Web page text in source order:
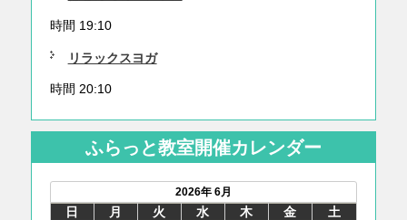
時間 19:10
リラックスヨガ
時間 20:10
ふらっと教室開催カレンダー
2026年 6月
日 月 火 水 木 金 土